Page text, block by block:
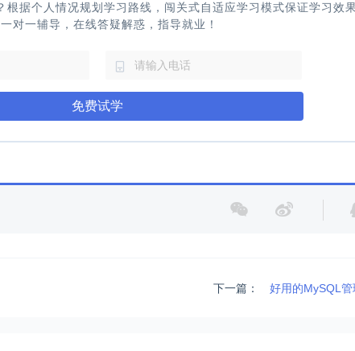
根据个人情况规划学习路线，闯关式自适应学习模式保证学习效果
对一辅导，在线答疑解惑，指导就业！
免费试学
下一篇： 好用的MySQL